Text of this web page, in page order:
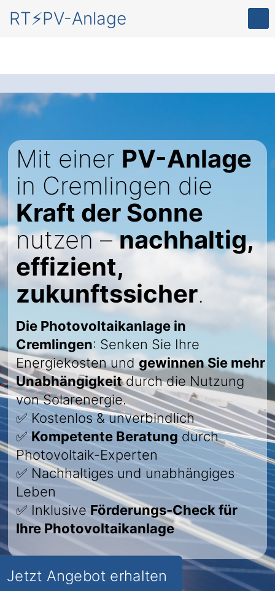
RT⚡PV-Anlage
Mit einer PV-Anlage
in Cremlingen die
Kraft der Sonne
nutzen –nachhaltig,
effizient,
zukunftssicher.
Die Photovoltaikanlage in
Cremlingen: Senken Sie Ihre
Energiekosten und gewinnen Sie mehr
Unabhängigkeitdurch die Nutzung
von Solarenergie.
✅ Kostenlos & unverbindlich
✅Kompetente Beratung durch
Photovoltaik-Experten
✅ Nachhaltiges und unabhängiges
Leben
✅ Inklusive Förderungs-Check für
Ihre Photovoltaikanlage
Jetzt Angebot erhalten